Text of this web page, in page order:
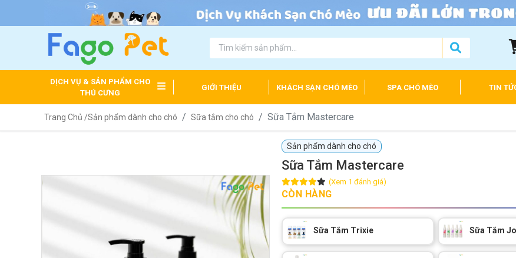
DỊCH VỤ & SẢN PHẨM CHO
THÚ CƯNG
GIỚI THIỆU KHÁCH SẠN CHÓ MÈO SPA CHÓ MÈO TIN
Trang Chủ /Sản phẩm dành cho chó Sữa tắm cho chó Sữa Tắm Mastercare
Sản phẩm dành cho chó
Sữa Tắm Mastercare
(Xem 1 đánh giá)
CÒN HÀNG
Sữa Tắm Trixie Sữa Tắm